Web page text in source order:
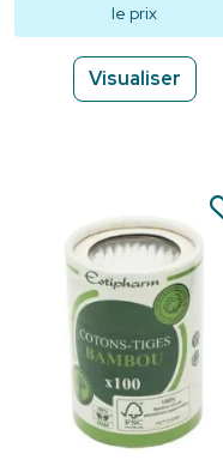
le prix
Visualiser